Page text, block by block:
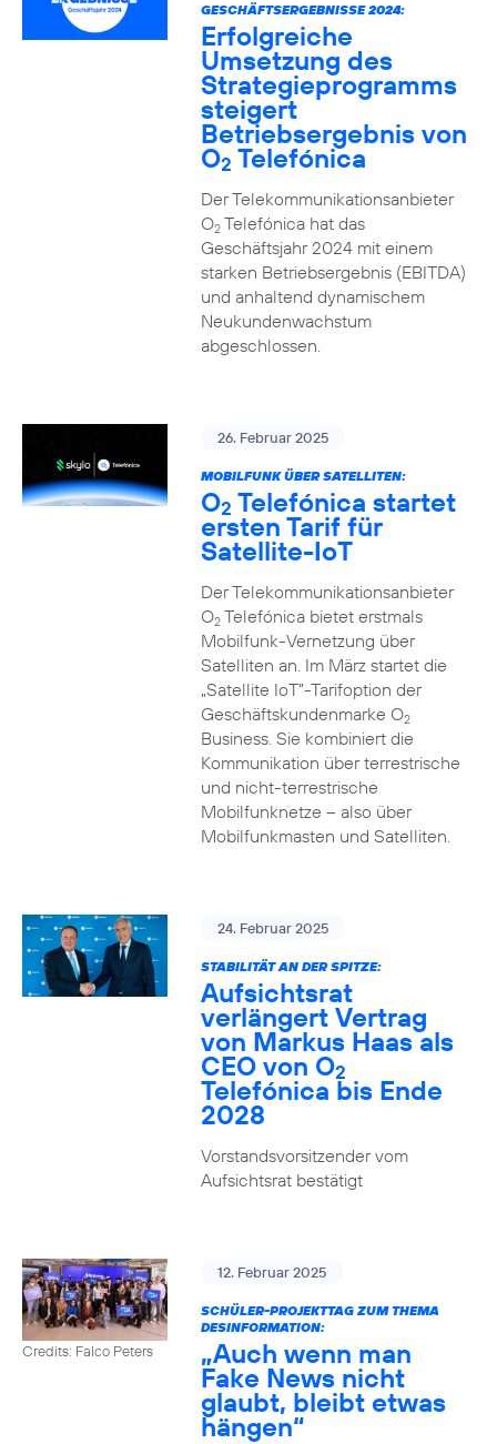
GESCHÄFTSERGEBNISSE 2024:
Erfolgreiche
Umsetzung des
Strategieprogramms
steigert
Betriebsergebnis von
O2 Telefónica
Der Telekommunikationsanbieter
O2Telefónica hat das
Geschäftsjahr 2024 mit einem
starken Betriebsergebnis (EBITDA)
und anhaltend dynamischem
Neukundenwachstum
abgeschlossen.
26. Februar 2025
MOBILFUNK ÜBER SATELLITEN:
O2 Telefónica startet
ersten Tarif für
Satellite-IoT
Der Telekommunikationsanbieter
O2Telefónica bietet erstmals
Mobilfunk-Vernetzung über
Satelliten an. Im März startet die
„Satellite IoT”-Tarifoption der
Geschäftskundenmarke O2
Business. Sie kombiniert die
Kommunikation über terrestrische
und nicht-terrestrische
Mobilfunknetze – also über
Mobilfunkmasten und Satelliten.
24. Februar 2025
STABILITÄT AN DER SPITZE:
Aufsichtsrat
verlängert Vertrag
von Markus Haas als
CEO von O2
Telefónica bis Ende
2028
Vorstandsvorsitzender vom
Aufsichtsrat bestätigt
Credits: Falco Peters
12. Februar 2025
SCHÜLER-PROJEKTTAG ZUM THEMA
DESINFORMATION:
„Auch wenn man
Fake News nicht
glaubt, bleibt etwas
hängen“